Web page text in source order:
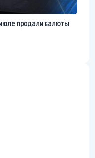
продали валюты